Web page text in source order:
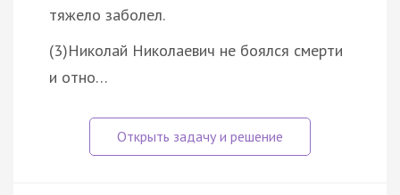
тяжело заболел.
(3)Николай Николаевич не боялся смерти
и отно…